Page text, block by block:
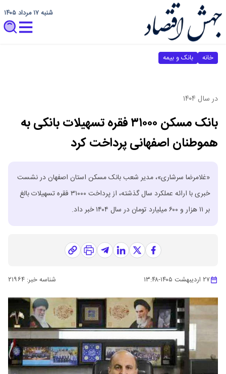
شنبه ۱۷ مرداد ۱۴۰۵
خانه بانک و بیمه
در سال ۱۴۰۴
بانک مسکن ۳۱۰۰۰ فقره تسهیلات بانکی به
هموطنان اصفهانی پرداخت کرد
«غلامرضا سرشاری»، مدیر شعب بانک مسکن استان اصفهان در نشست
خبری با ارائه عملکرد سال گذشته، از پرداخت ۳۱۰۰۰ فقره تسهیلات بالغ
بر ۱۱ هزار و ۶۰۰ میلیارد تومان در سال ۱۴۰۴ خبر داد.
۲۷ اردیبهشت ۱۴۰۵ -۱۳:۴۸ شناسه خبر: ۲۱۹۶۴